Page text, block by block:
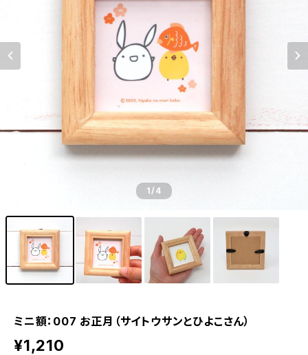
1/4
ミニ額：007 お正月（サイトウサンとひよこさん）
¥1,210